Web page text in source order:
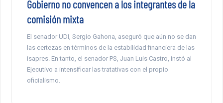
Gobierno no convencen a los integrantes de la
comisión mixta
El senador UDI, Sergio Gahona, aseguró que aún no se dan
las certezas en términos de la estabilidad financiera de las
isapres. En tanto, el senador PS, Juan Luis Castro, instó al
Ejecutivo a intensificar las tratativas con el propio
oficialismo.